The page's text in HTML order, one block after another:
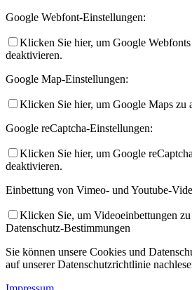
Google Webfont-Einstellungen:
Klicken Sie hier, um Google
deaktivieren.
Google Map-Einstellungen:
Klicken Sie hier, um Google Maps zu
Google reCaptcha-Einstellungen:
Klicken Sie hier, um Google
deaktivieren.
Einbettung von Vimeo- und Youtube-
Klicken Sie, um Videoeinbettungen
Datenschutz-Bestimmungen
Sie können unsere Cookies und
auf unserer Datenschutzrichtlinie